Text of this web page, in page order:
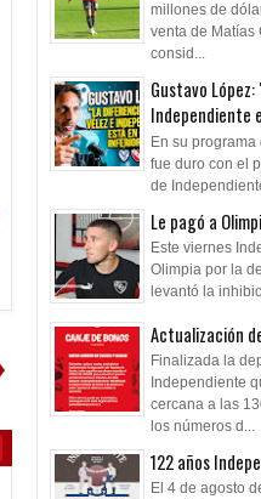
millones de
venta de Matías
consid...
Gustavo
Independiente
En su
fue duro con el
de
Le pagó a
Este viernes
Olimpia por la
levantó la
Actualización
Finalizada la
Independiente
cercana a las
los números d...
122 años
El 4 de agosto